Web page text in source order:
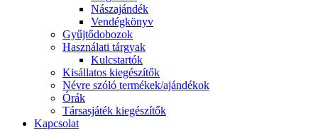
Nászajándék
Vendégkönyv
Gyűjtődobozok
Használati tárgyak
Kulcstartók
Kisállatos kiegészítők
Névre szóló termékek/ajándékok
Órák
Társasjáték kiegészítők
Kapcsolat